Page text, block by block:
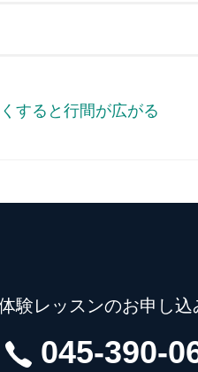
すると行間が広がる
験レッスンのお申し
045-390-